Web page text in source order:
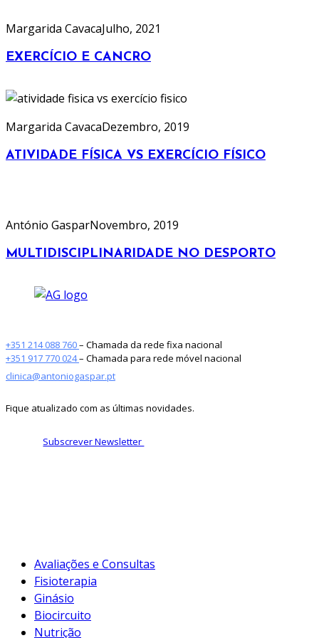
Margarida CavacaJulho, 2021
EXERCÍCIO E CANCRO
Margarida CavacaDezembro, 2019
ATIVIDADE FÍSICA VS EXERCÍCIO FÍSICO
António GasparNovembro, 2019
MULTIDISCIPLINARIDADE NO DESPORTO
+351 214 088 760– Chamada da rede fixa nacional
+351 917 770 024– Chamada para rede móvel nacional
clinica@antoniogaspar.pt
Fique atualizado com as últimas novidades.
Subscrever Newsletter
Avaliações e Consultas
Fisioterapia
Ginásio
Biocircuito
Nutrição